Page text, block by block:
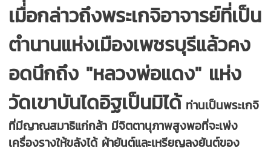
เมื่่อกล่าวถึงพระเกจิอาจารย์ที่เป็น
ตำนานแห่งเมืองเพชรบุรีแล้วคง
อดนึกถึง "หลวงพ่อแดง" แห่ง
วัดเขาบันไดอิฐเป็นมิได้ ท่านเป็นพระเกจิ
ที่มีญาณสมาธิแก่กล้า มีจิตตานุภาพสูงพอที่จะเพ่ง
เครื่องรางให้ขลังได้ ผ้ายันต์และเหรียญลงยันต์ของ